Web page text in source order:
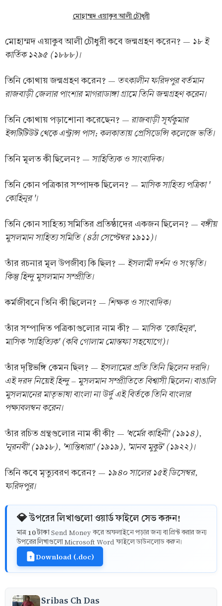
মোহাম্মদ এয়াকুব আলী চৌধুরী
মোহাম্মদ এয়াকুব আলী চৌধুরী কবে জন্মগ্রহণ করেন? — ১৮ ই
কার্তিক ১২৯৫ (১৮৮৮)।
তিনি কোথায় জন্মগ্রহণ করেন? — তৎকালীন ফরিদপুর বর্তমান
রাজবাড়ী জেলার পাংশার মাগরাডাঙ্গা গ্রামে তিনি জন্মগ্রহণ করেন।
তিনি কোথায় পড়াশোনা করেছেন? — রাজবাড়ী সূর্যকুমার
ইন্সটিটিউট থেকে এন্ট্রান্স পাস; কলকাতায় প্রেসিডেন্সি কলেজে ভর্তি।
তিনি মূলত কী ছিলেন? — সাহিত্যিক ও সাংবাদিক।
তিনি কোন পত্রিকার সম্পাদক ছিলেন? — মাসিক সাহিত্য পত্রিকা '
কোহিনূর '।
তিনি কোন সাহিত্য সমিতির প্রতিষ্ঠাদের একজন ছিলেন? — বঙ্গীয়
মুসলমান সাহিত্য সমিতি (৪ঠা সেপ্টেম্বর ১৯১১)।
তাঁর রচনার মূল উপজীব্য কি ছিল? — ইসলামী দর্শন ও সংস্কৃতি।
কিন্তু হিন্দু মুসলমান সম্প্রীতি।
কর্মজীবনে তিনি কী ছিলেন? — শিক্ষক ও সাংবাদিক।
তাঁর সম্পাদিত পত্রিকাগুলোর নাম কী? — মাসিক 'কোহিনূর',
মাসিক 'সাহিত্যিক' (কবি গোলাম মোস্তফা সহযোগে)।
তাঁর দৃষ্টিভঙ্গি কেমন ছিল? — ইসলামের প্রতি তিনি ছিলেন দরদি।
এই দরদ নিয়েই হিন্দু – মুসলমান সম্প্রীতিতে বিশ্বাসী ছিলেন। বাঙালি
মুসলমানের মাতৃভাষা বাংলা না উর্দু এই বির্তকে তিনি বাংলার
পক্ষাবলম্বন করেন।
তাঁর রচিত গ্রন্থগুলোর নাম কী কী? — 'ধর্মের কাহিনী' (১৯১৪),
'নূরনবী' (১৯১৮), 'শান্তিধারা' (১৯১৯), 'মানব মুকুট' (১৯২২)।
তিনি কবে মৃত্যুবরণ করেন? — ১৯৪০ সালের ১৫ই ডিসেম্বর,
ফরিদপুর।
💎 উপরের লিখাগুলো ওয়ার্ড ফাইলে সেভ করুন!
মাত্র 10 টাকাSend Money করে অফলাইনে পড়ার জন্য বা প্রিন্ট করার জন্য
উপরের লিখাগুলো Microsoft Word ফাইলে ডাউনলোড করুন।
Download (.doc)
Sribas Ch Das